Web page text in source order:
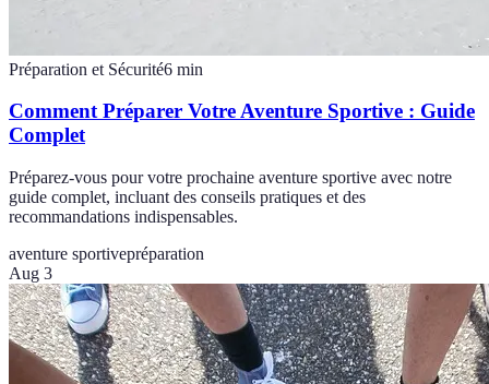
Préparation et Sécurité6 min
Comment Préparer Votre Aventure Sportive : Guide
Complet
Préparez-vous pour votre prochaine aventure sportive avec notre
guide complet, incluant des conseils pratiques et des
recommandations indispensables.
aventure sportivepréparation
Aug 3